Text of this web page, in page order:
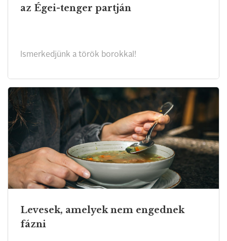
az Égei-tenger partján
Ismerkedjünk a török borokkal!
Levesek, amelyek nem engednek
fázni